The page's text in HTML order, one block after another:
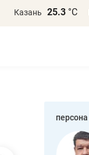
Казань 25.3 °С
персона